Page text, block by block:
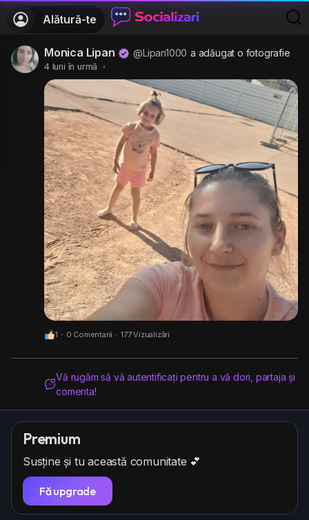
Alătură-te
Monica Lipan @Lipan1000 a adăugat o fotografie
4 luni în urmă ·
1 · 0 Comentarii · 177 Vizualizări
Vă rugăm să vă autentificați pentru a vă dori, partaja și
comenta!
Premium
Susține și tu această comunitate 💕
Fă upgrade